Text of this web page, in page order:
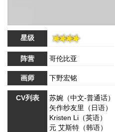
星级
阵营 哥伦比亚
画师 下野宏铭
CV列表
苏婉（中文-普通话）
矢作纱友里（日语）
Kristen Li（英语）
元 艾斯特（韩语）